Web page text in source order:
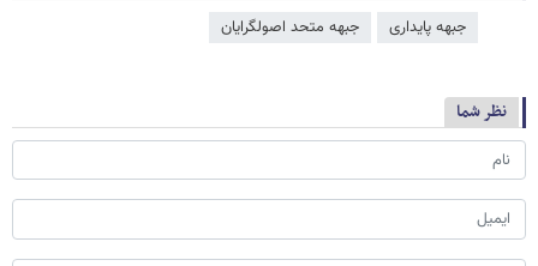
جبهه پایداری جبهه متحد اصولگرایان
نظر شما